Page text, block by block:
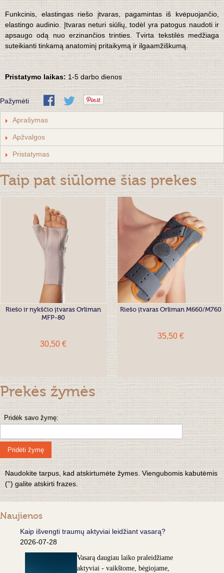
Funkcinis, elastingas riešo įtvaras, pagamintas iš kvėpuojančio,
elastingo audinio. Įtvaras neturi siūlių, todėl yra patogus naudoti ir
apsaugo odą nuo erzinančios trinties. Tvirta tekstilės medžiaga
suteikianti tinkamą anatominį pritaikymą ir ilgaamžiškumą.
Pristatymo laikas:1-5 darbo dienos
Pažymėti
Aprašymas
Apžvalgos
Pristatymas
Taip pat siūlome šias prekes
Riešo ir nykščio įtvaras Orliman
MFP-80
30,50 €
Riešo įtvaras Orliman M660/M760
35,50 €
Prekės žymės
Pridėk savo žymę:
Pridėti žymę
Naudokite tarpus, kad atskirtumėte žymes. Viengubomis kabutėmis
('') galite atskirti frazes.
Naujienos
Kaip išvengti traumų aktyviai leidžiant vasarą?
2026-07-28
Vasarą daugiau laiko praleidžiame
aktyviai - vaikštome, bėgiojame,